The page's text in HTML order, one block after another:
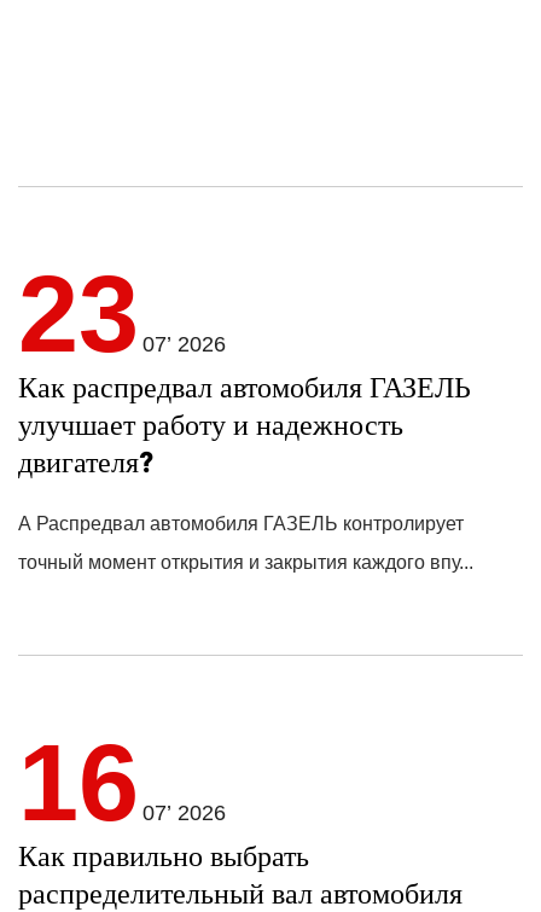
23 07’ 2026
Как распредвал автомобиля ГАЗЕЛЬ
улучшает работу и надежность
двигателя?
A Распредвал автомобиля ГАЗЕЛЬ контролирует
точный момент открытия и закрытия каждого впу...
16 07’ 2026
Как правильно выбрать
распределительный вал автомобиля